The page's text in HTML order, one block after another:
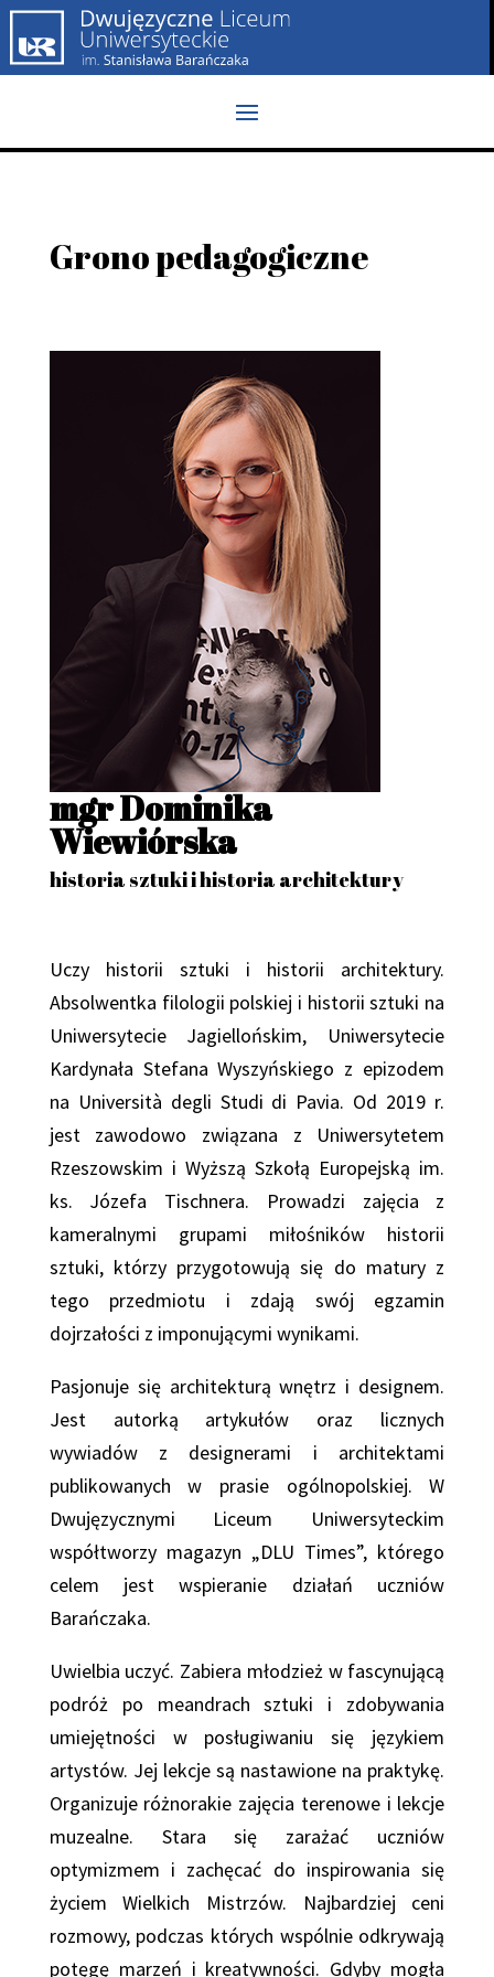
Grono pedagogiczne
mgr Dominika
Wiewiórska
historia sztuki i historia architektury
Uczy historii sztuki i historii architektury.
Absolwentka filologii polskiej i historii sztuki na
Uniwersytecie Jagiellońskim, Uniwersytecie
Kardynała Stefana Wyszyńskiego z epizodem
na Università degli Studi di Pavia. Od 2019 r.
jest zawodowo związana z Uniwersytetem
Rzeszowskim i Wyższą Szkołą Europejską im.
ks. Józefa Tischnera. Prowadzi zajęcia z
kameralnymi grupami miłośników historii
sztuki, którzy przygotowują się do matury z
tego przedmiotu i zdają swój egzamin
dojrzałości z imponującymi wynikami.
Pasjonuje się architekturą wnętrz i designem.
Jest autorką artykułów oraz licznych
wywiadów z designerami i architektami
publikowanych w prasie ogólnopolskiej. W
Dwujęzycznymi Liceum Uniwersyteckim
współtworzy magazyn „DLU Times”, którego
celem jest wspieranie działań uczniów
Barańczaka.
Uwielbia uczyć. Zabiera młodzież w fascynującą
podróż po meandrach sztuki i zdobywania
umiejętności w posługiwaniu się językiem
artystów. Jej lekcje są nastawione na praktykę.
Organizuje różnorakie zajęcia terenowe i lekcje
muzealne. Stara się zarażać uczniów
optymizmem i zachęcać do inspirowania się
życiem Wielkich Mistrzów. Najbardziej ceni
rozmowy, podczas których wspólnie odkrywają
potęgę marzeń i kreatywności. Gdyby mogła